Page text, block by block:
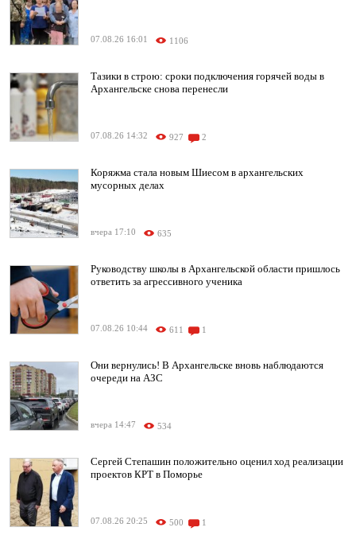
07.08.26 16:01 1106
Тазики в строю: сроки подключения горячей воды в
Архангельске снова перенесли
07.08.26 14:32 927 2
Коряжма стала новым Шиесом в архангельских
мусорных делах
вчера 17:10 635
Руководству школы в Архангельской области пришлось
ответить за агрессивного ученика
07.08.26 10:44 611 1
Они вернулись! В Архангельске вновь наблюдаются
очереди на АЗС
вчера 14:47 534
Сергей Степашин положительно оценил ход реализации
проектов КРТ в Поморье
07.08.26 20:25 500 1